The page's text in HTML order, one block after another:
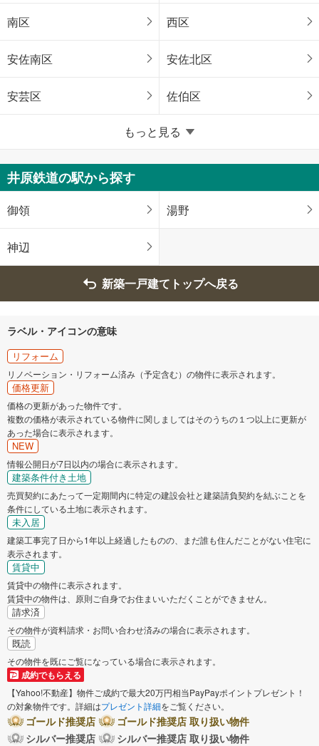
南区 西区
安佐南区 安佐北区
安芸区 佐伯区
広島県のそのほかの地域
呉市 三原市
尾道市 福山市
府中市
廿日市市
安芸郡熊野町
もっと見る
井原鉄道の駅から探す
御領 湯野
神辺
新築一戸建てトップへ戻る
ラベル・アイコンの意味
リフォーム
リノベーション・リフォーム済み（予定含む）の物件に表示されます。
価格更新
価格の更新があった物件です。
複数の価格が表示されている物件に関しましてはそのうちの１つ以上に更新が
あった場合に表示されます。
NEW
情報公開日が7日以内の場合に表示されます。
建築条件付き土地
売買契約にあたって一定期間内に特定の建設会社と建築請負契約を結ぶことを
条件にしている土地に表示されます。
未入居
建築工事完了日から1年以上経過したものの、まだ誰も住んだことがない住宅に
表示されます。
賃貸中
賃貸中の物件に表示されます。
賃貸中の物件は、原則ご自身でお住まいいただくことができません。
請求済
その物件が資料請求・お問い合わせ済みの場合に表示されます。
既読
その物件を既にご覧になっている場合に表示されます。
成約でもらえる
【Yahoo!不動産】物件ご成約で最大20万円相当PayPayポイントプレゼント！
の対象物件です。詳細はプレゼント詳細をご覧ください。
ゴールド推奨店
ゴールド推奨店 取り扱い物件
シルバー推奨店
シルバー推奨店 取り扱い物件